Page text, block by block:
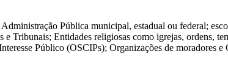
Pública municipal, estadual ou federal;
Tribunais; Entidades religiosas como igrejas, ordens,
Público (OSCIPs); Organizações de moradores e